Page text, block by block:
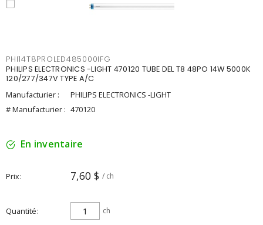
PHI14T8PROLED485000IFG
PHILIPS ELECTRONICS -LIGHT 470120 TUBE DEL T8 48PO 14W 5000K
120/277/347V TYPE A/C
Manufacturier :
PHILIPS ELECTRONICS -LIGHT
# Manufacturier : 470120
En inventaire
Prix 7,60 $ / ch
Quantité ch